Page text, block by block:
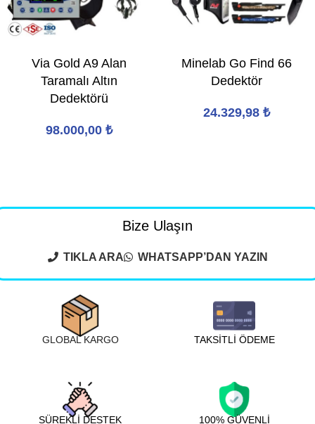
Via Gold A9 Alan
Taramalı Altın
Dedektörü
98.000,00 ₺
Minelab Go Find 66
Dedektör
24.329,98 ₺
Bize Ulaşın
TIKLA ARA WHATSAPP’DAN YAZIN
GLOBAL KARGO TAKSİTLİ ÖDEME
SÜREKLİ DESTEK 100% GÜVENLİ